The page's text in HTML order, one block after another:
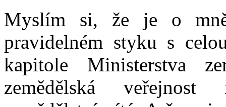
Myslím si, že je o
pravidelném styku s
kapitole Ministerstva
zemědělská